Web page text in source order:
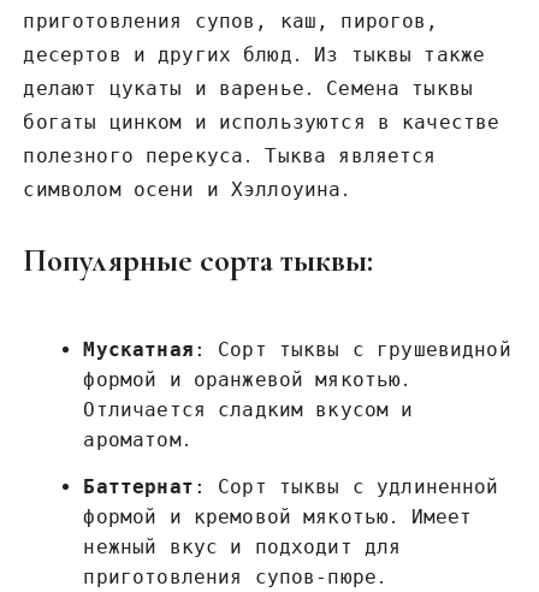
приготовления супов, каш, пирогов,
десертов и других блюд․ Из тыквы также
делают цукаты и варенье․ Семена тыквы
богаты цинком и используются в качестве
полезного перекуса․ Тыква является
символом осени и Хэллоуина․
Популярные сорта тыквы:
Мускатная : Сорт тыквы с грушевидной
формой и оранжевой мякотью․
Отличается сладким вкусом и
ароматом․
Баттернат : Сорт тыквы с удлиненной
формой и кремовой мякотью․ Имеет
нежный вкус и подходит для
приготовления супов-пюре․